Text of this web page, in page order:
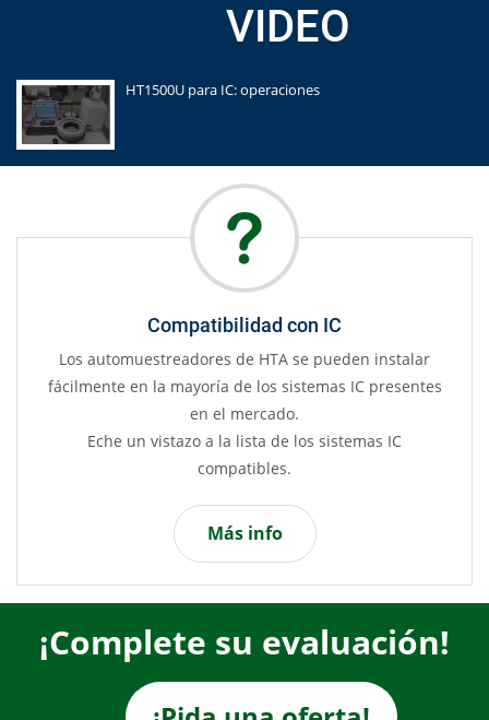
VIDEO
HT1500U para IC: operaciones
Compatibilidad con IC
Los automuestreadores de HTA se pueden instalar
fácilmente en la mayoría de los sistemas IC presentes
en el mercado.
Eche un vistazo a la lista de los sistemas IC
compatibles.
Más info
¡Complete su evaluación!